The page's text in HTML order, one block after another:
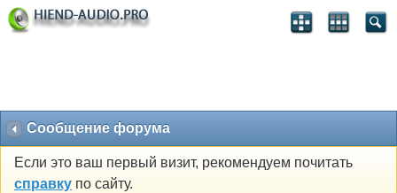
Сообщение форума
Если это ваш первый визит, рекомендуем почитать
справку по сайту.